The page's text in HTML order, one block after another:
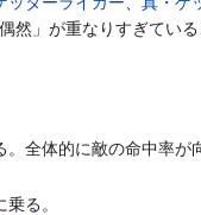
然」が重なりすぎている
。全体的に敵の命中率が
乗る。